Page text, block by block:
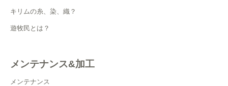
キリムの糸、染、織？
遊牧民とは？
メンテナンス&加工
メンテナンス